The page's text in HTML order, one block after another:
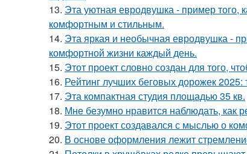
13. Эта уютная евродвушка - пример того,
комфортным и стильным.
14. Эта яркая и необычная евродвушка -
комфортной жизни каждый день.
15. Этот проект словно создан для того,
16. Рейтинг лучших беговых дорожек
17. Эта компактная студия площадью 35 кв.
18. Мне безумно нравится наблюдать, как
19. Этот проект создавался с мыслью о
20. В основе оформления лежит